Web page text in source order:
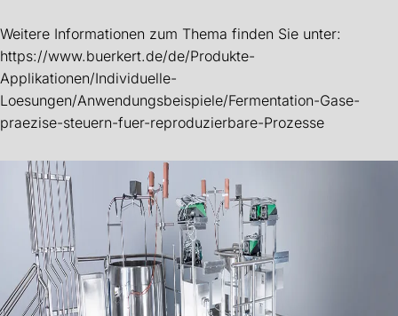
Weitere Informationen zum Thema finden Sie unter:
https://www.buerkert.de/de/Produkte-
Applikationen/Individuelle-
Loesungen/Anwendungsbeispiele/Fermentation-Gase-
praezise-steuern-fuer-reproduzierbare-Prozesse